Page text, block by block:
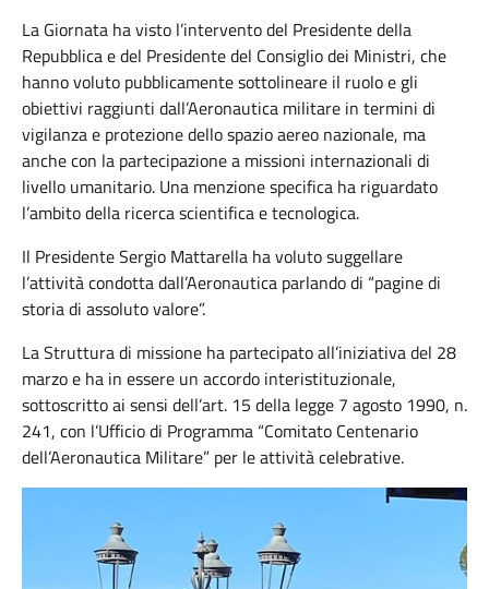
La Giornata ha visto l’intervento del Presidente della
Repubblica e del Presidente del Consiglio dei Ministri, che
hanno voluto pubblicamente sottolineare il ruolo e gli
obiettivi raggiunti dall’Aeronautica militare in termini di
vigilanza e protezione dello spazio aereo nazionale, ma
anche con la partecipazione a missioni internazionali di
livello umanitario. Una menzione specifica ha riguardato
l’ambito della ricerca scientifica e tecnologica.
Il Presidente Sergio Mattarella ha voluto suggellare
l’attività condotta dall’Aeronautica parlando di “pagine di
storia di assoluto valore”.
La Struttura di missione ha partecipato all’iniziativa del 28
marzo e ha in essere un accordo interistituzionale,
sottoscritto ai sensi dell’art. 15 della legge 7 agosto 1990, n.
241, con l’Ufficio di Programma “Comitato Centenario
dell’Aeronautica Militare” per le attività celebrative.